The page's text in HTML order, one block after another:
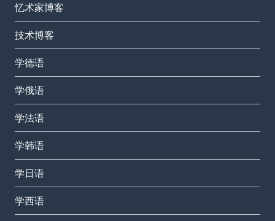
忆术家博客
技术博客
学德语
学俄语
学法语
学韩语
学日语
学西语